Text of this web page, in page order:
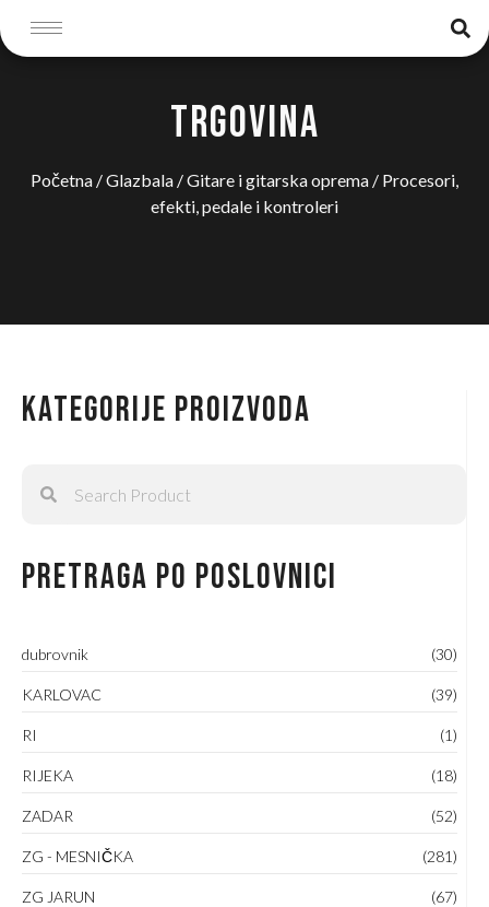
TRGOVINA
Početna /Glazbala /Gitare i gitarska oprema / Procesori,
efekti, pedale i kontroleri
Kategorije proizvoda
Pretraga po poslovnici
dubrovnik (30)
KARLOVAC (39)
RI (1)
RIJEKA (18)
ZADAR (52)
ZG - MESNIČKA (281)
ZG JARUN (67)